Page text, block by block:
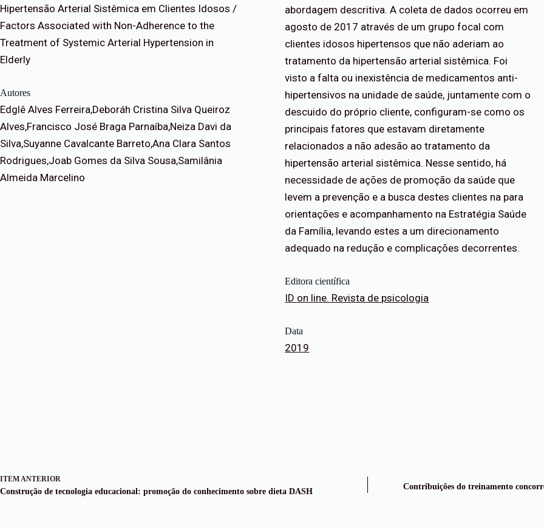
Hipertensão Arterial Sistêmica em Clientes Idosos /
Factors Associated with Non-Adherence to the
Treatment of Systemic Arterial Hypertension in
Elderly
Autores
Edglê Alves Ferreira,Deboráh Cristina Silva Queiroz
Alves,Francisco José Braga Parnaíba,Neiza Davi da
Silva,Suyanne Cavalcante Barreto,Ana Clara Santos
Rodrigues,Joab Gomes da Silva Sousa,Samilânia
Almeida Marcelino
abordagem descritiva. A coleta de dados ocorreu em
agosto de 2017 através de um grupo focal com
clientes idosos hipertensos que não aderiam ao
tratamento da hipertensão arterial sistêmica. Foi
visto a falta ou inexistência de medicamentos anti-
hipertensivos na unidade de saúde, juntamente com o
descuido do próprio cliente, configuram-se como os
principais fatores que estavam diretamente
relacionados a não adesão ao tratamento da
hipertensão arterial sistêmica. Nesse sentido, há
necessidade de ações de promoção da saúde que
levem a prevenção e a busca destes clientes na para
orientações e acompanhamento na Estratégia Saúde
da Família, levando estes a um direcionamento
adequado na redução e complicações decorrentes.
Editora científica
ID on line. Revista de psicologia
Data
2019
ITEM ANTERIOR
Construção de tecnologia educacional: promoção do conhecimento sobre dieta DASH
Contribuições do treinamento